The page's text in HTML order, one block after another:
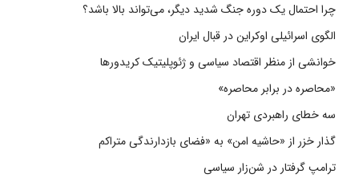
چرا احتمال یک دوره جنگ شدید دیگر، می‌تواند بالا باشد؟
الگوی اسرائیلی اوکراین در قبال ایران
خوانشی از منظر اقتصاد سیاسی و ژئوپلیتیک کریدورها
«محاصره در برابر محاصره»
سه خطای راهبردی تهران
گذار خزر از «حاشیه امن» به «فضای بازدارندگی متراکم
ترامپ گرفتار در شن‌زار سیاسی